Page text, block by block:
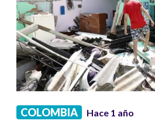
COLOMBIA Hace 1 año